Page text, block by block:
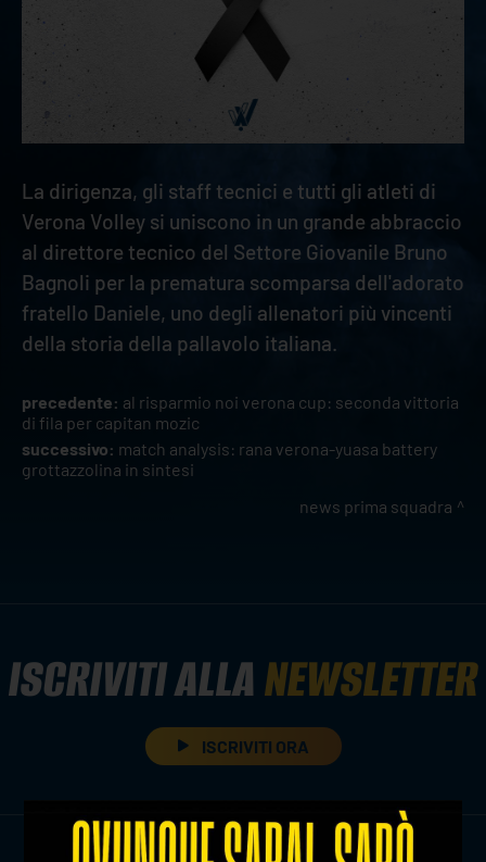
La dirigenza, gli staff tecnici e tutti gli atleti di
Verona Volley si uniscono in un grande abbraccio
al direttore tecnico del Settore Giovanile Bruno
Bagnoli per la prematura scomparsa dell'adorato
fratello Daniele, uno degli allenatori più vincenti
della storia della pallavolo italiana.
precedente: al risparmio noi verona cup: seconda vittoria
di fila per capitan mozic
successivo: match analysis: rana verona-yuasa battery
grottazzolina in sintesi
news prima squadra
ISCRIVITI ALLANEWSLETTER
ISCRIVITI ORA